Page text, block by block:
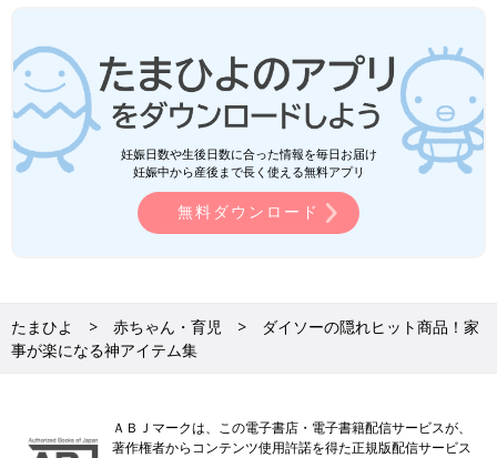
妊娠日数や生後日数に合った情報を毎日お届け
妊娠中から産後まで長く使える無料アプリ
無料ダウンロード
たまひよ 赤ちゃん・育児
ダイソーの隠れヒット商品！家
事が楽になる神アイテム集
ＡＢＪマークは、この電子書店・電子書籍配信サービスが、
著作権者からコンテンツ使用許諾を得た正規版配信サービス